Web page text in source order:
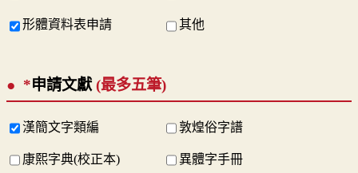
形體資料表申請 其他
*申請文獻 (最多五筆)
漢簡文字類編 敦煌俗字譜
康熙字典(校正本) 異體字手冊